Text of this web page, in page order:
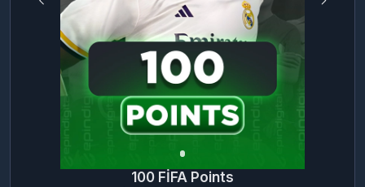
100 FİFA Points